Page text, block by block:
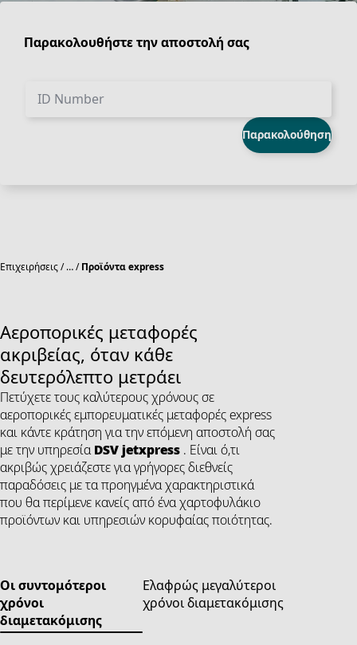
Παρακολουθήστε την αποστολή σας
ID Number
Παρακολούθηση
Επιχειρήσεις … Προϊόντα express
Αεροπορικές μεταφορές
ακριβείας, όταν κάθε
δευτερόλεπτο μετράει
Πετύχετε τους καλύτερους χρόνους σε
αεροπορικές εμπορευματικές μεταφορές express
και κάντε κράτηση για την επόμενη αποστολή σας
με την υπηρεσία DSV jetxpress . Είναι ό,τι
ακριβώς χρειάζεστε για γρήγορες διεθνείς
παραδόσεις με τα προηγμένα χαρακτηριστικά
που θα περίμενε κανείς από ένα χαρτοφυλάκιο
προϊόντων και υπηρεσιών κορυφαίας ποιότητας.
Οι συντομότεροι
χρόνοι
διαμετακόμισης
Ελαφρώς μεγαλύτεροι
χρόνοι διαμετακόμισης